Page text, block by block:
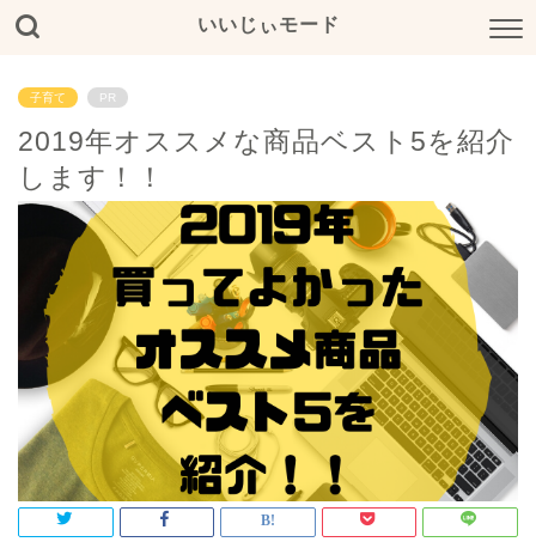
いいじぃモード
子育て PR
2019年オススメな商品ベスト5を紹介
します！！